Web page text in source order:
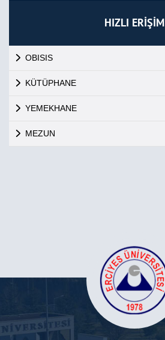
HIZLI ERİŞİM
OBISIS
KÜTÜPHANE
YEMEKHANE
MEZUN